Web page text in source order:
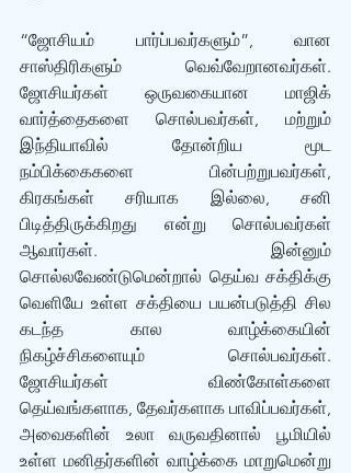
“ஜோசியம் பார்ப்பவர்களும்”, வான
சாஸ்திரிகளும் வெவ்வேறானவர்கள்.
ஜோசியர்கள் ஒருவகையான மாஜிக்
வார்த்தைகளை சொல்பவர்கள், மற்றும்
இந்தியாவில் தோன்றிய மூட
நம்பிக்கைகளை பின்பற்றுபவர்கள்,
கிரகங்கள் சரியாக இல்லை, சனி
பிடித்திருக்கிறது என்று சொல்பவர்கள்
ஆவார்கள்.  இன்னும்
சொல்லவேண்டுமென்றால் தெய்வ சக்திக்கு
வெளியே உள்ள சக்தியை பயன்படுத்தி சில
கடந்த கால வாழ்க்கையின்
நிகழ்ச்சிகளையும் சொல்பவர்கள்.
ஜோசியர்கள் விண்கோள்களை
தெய்வங்களாக, தேவர்களாக பாவிப்பவர்கள்,
அவைகளின் உலா வருவதினால் பூமியில்
உள்ள மனிதர்களின் வாழ்க்கை மாறுமென்று